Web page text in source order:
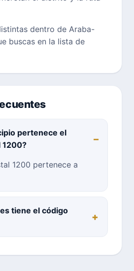
dentro de Araba-
buscas en la lista de
pertenece el
1200?
1200 pertenece a
tiene el código